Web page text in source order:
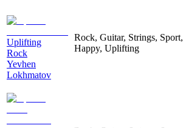
Uplifting
Rock
Yevhen
Lokhmatov
Rock, Guitar, Strings, Sport,
Happy, Uplifting